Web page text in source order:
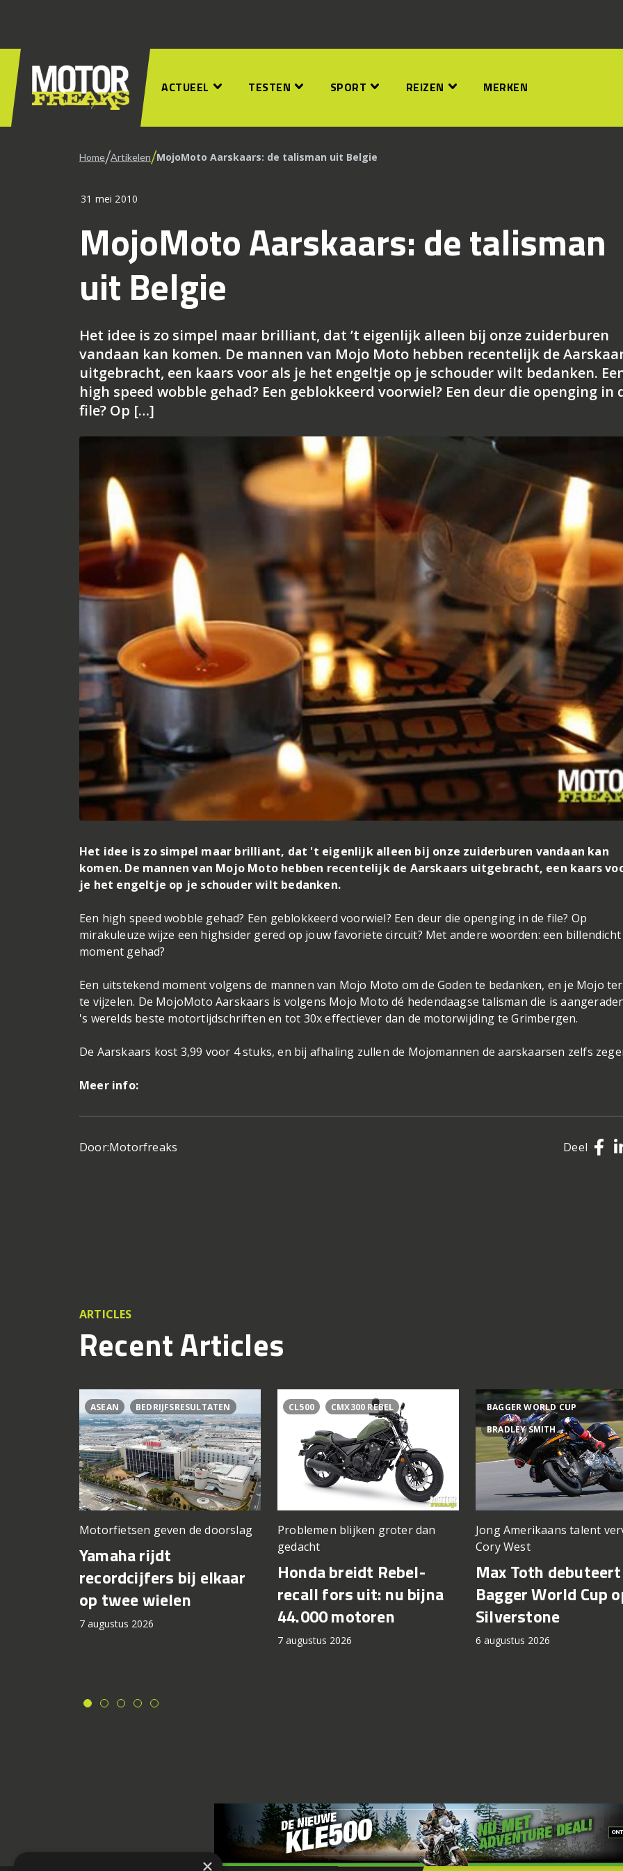
ACTUEEL TESTEN SPORT REIZEN MERKEN
Home/Artikelen/MojoMoto Aarskaars: de talisman uit Belgie
31 mei 2010
MojoMoto Aarskaars: de talisman
uit Belgie
Het idee is zo simpel maar brilliant, dat ’t eigenlijk alleen bij onze zuiderburen
vandaan kan komen. De mannen van Mojo Moto hebben recentelijk de
uitgebracht, een kaars voor als je het engeltje op je schouder wilt bedanken.
high speed wobble gehad? Een geblokkeerd voorwiel? Een deur die openging in
file? Op […]
Het idee is zo simpel maar brilliant, dat 't eigenlijk alleen bij onze zuiderburen vandaan kan
komen. De mannen van Mojo Moto hebben recentelijk de Aarskaars uitgebracht, een kaars
je het engeltje op je schouder wilt bedanken.
Een high speed wobble gehad? Een geblokkeerd voorwiel? Een deur die openging in de file? Op
mirakuleuze wijze een highsider gered op jouw favoriete circuit? Met andere woorden: een billendicht
moment gehad?
Een uitstekend moment volgens de mannen van Mojo Moto om de Goden te bedanken, en je Mojo
te vijzelen. De MojoMoto Aarskaars is volgens Mojo Moto dé hedendaagse talisman die is
's werelds beste motortijdschriften en tot 30x effectiever dan de motorwijding te Grimbergen.
De Aarskaars kost 3,99 voor 4 stuks, en bij afhaling zullen de Mojomannen de aarskaarsen zelfs
Meer info:
Door:Motorfreaks Deel
ARTICLES
Recent Articles
ASEAN BEDRIJFSRESULTATEN
Motorfietsen geven de doorslag
Yamaha rijdt
recordcijfers bij elkaar
op twee wielen
7 augustus 2026
CL500 CMX300 REBEL
Problemen blijken groter dan
gedacht
Honda breidt Rebel-
recall fors uit: nu bijna
44.000 motoren
7 augustus 2026
BAGGER WORLD CUP
BRADLEY SMITH
Jong Amerikaans talent
Cory West
Max Toth
Bagger World Cup
Silverstone
6 augustus 2026
×